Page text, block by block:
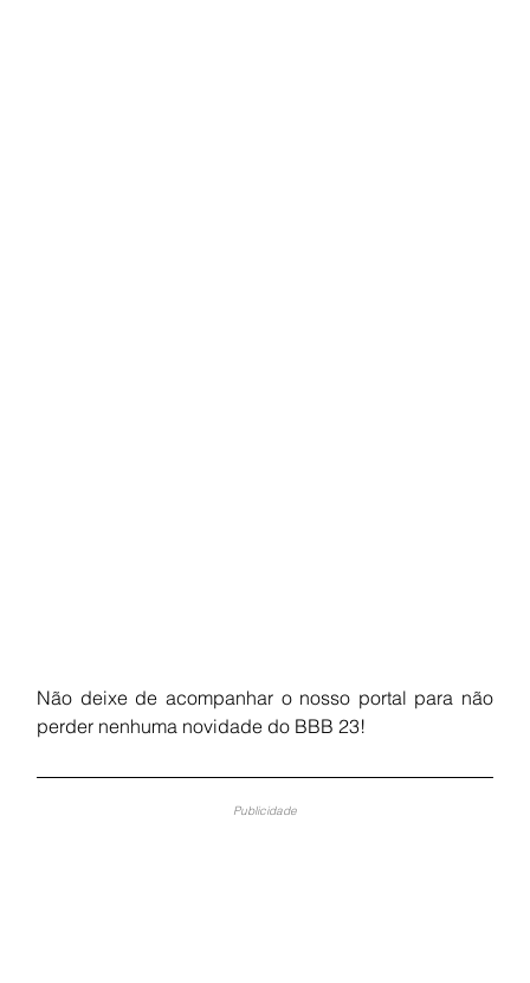
Não deixe de acompanhar o nosso portal para não
perder nenhuma novidade do BBB 23!
Publicidade